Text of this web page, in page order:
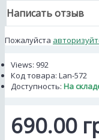
Написать отзыв
Пожалуйста
Views: 992
Код товара: Lan-572
Доступность: На
690.00